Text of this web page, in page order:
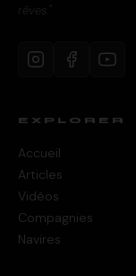
rêves."
EXPLORER
Accueil
Articles
Vidéos
Compagnies
Navires